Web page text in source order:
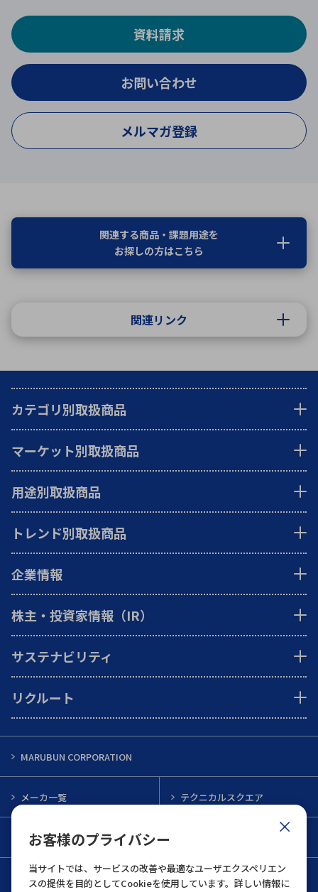
お客様のプライバシー
当サイトでは、サービスの改善や最適なユーザエクスペリエン
スの提供を目的としてCookieを使用しています。詳しい情報に
資料請求
お問い合わせ
メルマガ登録
関連する商品・課題用途を
お探しの方はこちら
関連リンク
カテゴリ別取扱商品
マーケット別取扱商品
用途別取扱商品
トレンド別取扱商品
企業情報
株主・投資家情報（IR）
サステナビリティ
リクルート
MARUBUN CORPORATION
メーカ一覧 テクニカルスクエア
インフォメーション
お問い合わせ